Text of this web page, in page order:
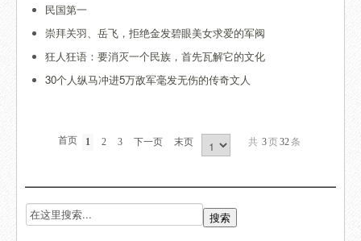
民国第一
崇拜关羽、岳飞，拒绝金发碧眼美女求爱的军阀
狂人狂语：要消灭一个民族，首先瓦解它的文化
30个人纵马冲进5万敌军毫发无伤的传奇文人
首页 1 2 3 下一页 末页 共 3页32条